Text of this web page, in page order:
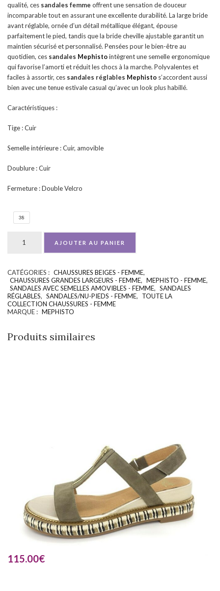
qualité, ces sandales femme offrent une sensation de douceur
incomparable tout en assurant une excellente durabilité. La large bride
avant réglable, ornée d’un détail métallique élégant, épouse
parfaitement le pied, tandis que la bride cheville ajustable garantit un
maintien sécurisé et personnalisé. Pensées pour le bien-être au
quotidien, ces sandales Mephistointègrent une semelle ergonomique
qui favorise l’amorti et réduit les chocs à la marche. Polyvalentes et
faciles à assortir, ces sandales réglables Mephisto s’accordent aussi
bien avec une tenue estivale casual qu’avec un look plus habillé.
Caractéristiques :
Tige : Cuir
Semelle intérieure : Cuir, amovible
Doublure : Cuir
Fermeture : Double Velcro
38
AJOUTER AU PANIER
CATÉGORIES : CHAUSSURES BEIGES - FEMME,
CHAUSSURES GRANDES LARGEURS - FEMME, MEPHISTO - FEMME,
SANDALES AVEC SEMELLES AMOVIBLES - FEMME, SANDALES
RÉGLABLES, SANDALES/NU-PIEDS - FEMME,
TOUTE LA
COLLECTION CHAUSSURES - FEMME
MARQUE : MEPHISTO
Produits similaires
115.00€